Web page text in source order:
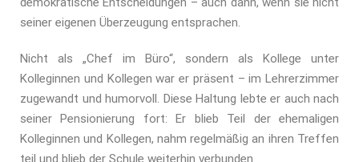
seiner eigenen Überzeugung entsprachen.
Nicht als „Chef im Büro“, sondern als Kollege unter
Kolleginnen und Kollegen war er präsent – im Lehrerzimmer
zugewandt und humorvoll. Diese Haltung lebte er auch nach
seiner Pensionierung fort: Er blieb Teil der ehemaligen
Kolleginnen und Kollegen, nahm regelmäßig an ihren Treffen
teil und blieb der Schule weiterhin verbunden.